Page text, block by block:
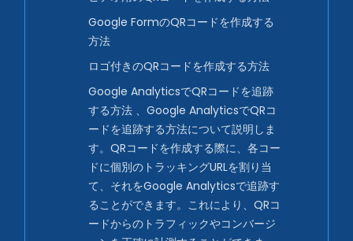
Google FormのQRコードを作成する
方法
ロゴ付きのQRコードを作成する方法
Google AnalyticsでQRコードを追跡
する方法 、Google AnalyticsでQRコ
ードを追跡する方法について説明しま
す。QRコードを作成する際に、各コー
ドに個別のトラッキングURLを割り当
て、それをGoogle Analyticsで追跡す
ることができます。これにより、QRコ
ードからのトラフィックやコンバージ